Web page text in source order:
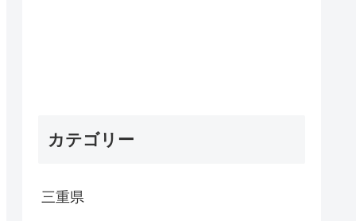
カテゴリー
三重県